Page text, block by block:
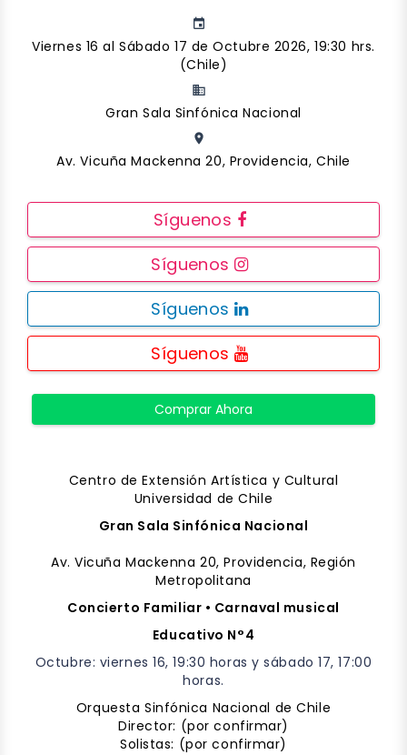
event
Viernes 16 al Sábado 17 de Octubre 2026, 19:30 hrs.
(Chile)
business
Gran Sala Sinfónica Nacional
place
Av. Vicuña Mackenna 20, Providencia, Chile
Síguenos
Síguenos
Síguenos
Síguenos
Comprar Ahora
Centro de Extensión Artística y Cultural
Universidad de Chile
Gran Sala Sinfónica Nacional
Av. Vicuña Mackenna 20, Providencia, Región
Metropolitana
Concierto Familiar • Carnaval musical
Educativo N°4
Octubre: viernes 16, 19:30 horas y sábado 17, 17:00
horas.
Orquesta Sinfónica Nacional de Chile
Director: (por confirmar)
Solistas: (por confirmar)